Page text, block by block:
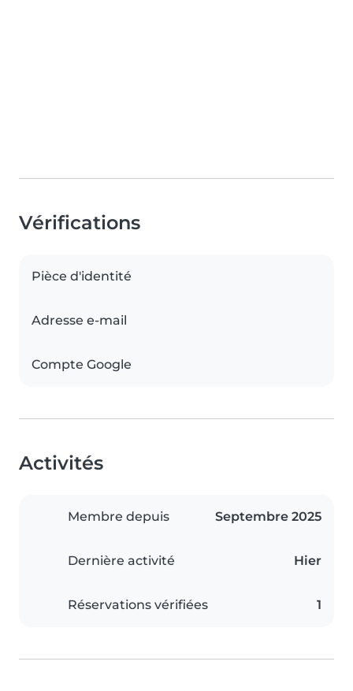
Vérifications
Pièce d'identité
Adresse e-mail
Compte Google
Activités
Membre depuis Septembre 2025
Dernière activité Hier
Réservations vérifiées 1